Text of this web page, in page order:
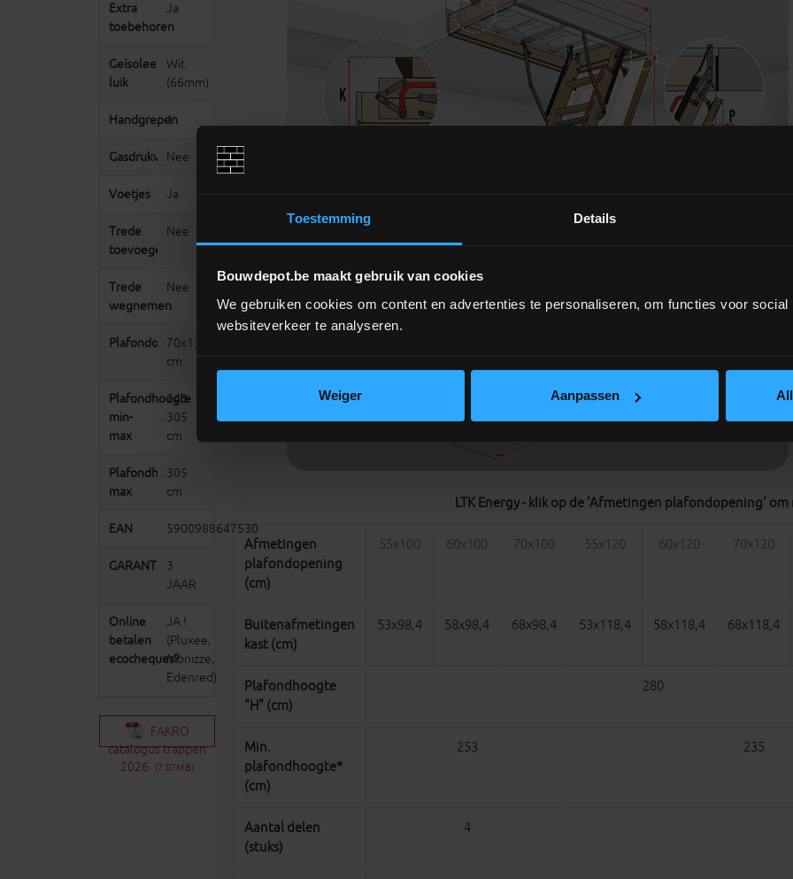
Toestemming Details
Bouwdepot.be maakt gebruik van cookies
We gebruiken cookies om content en advertenties te personaliseren, om functies voor
websiteverkeer te analyseren.
Weiger Aanpassen
Extra
toebehoren
Ja
Geïsoleerd
luik
Wit
(66mm)
Handgrepen
1
GasdrukveerNee
Voetjes Ja
Trede
toevoegen
Nee
Trede
wegnemen
Nee
Plafondopening
70x130
cm
Plafondhoogte
min-
max
243-
305
cm
Plafondhoogte
max
305
cm
EAN 5900988647530
GARANTIE 3
JAAR
Online
betalen
ecocheques?
JA !
(Pluxee,
Monizze,
Edenred)
FAKRO
catalogus trappen
2026
(7.07MB)
LTK Energy - klik op de 'Afmetingen plafondopening'
Afmetingen
plafondopening
(cm)
55x100 60x100 70x100 55x120 60x120 70x120
Buitenafmetingen
kast (cm)
53x98,4 58x98,4 68x98,4 53x118,4 58x118,4 68x118,4
Plafondhoogte
"H" (cm)
280
Min.
plafondhoogte*
(cm)
253 235
Aantal delen
(stuks)
4